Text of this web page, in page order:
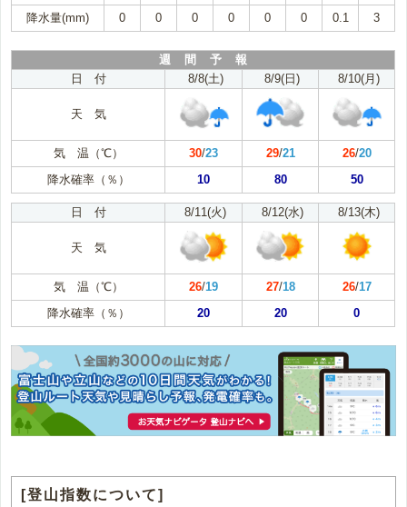
降水量(mm)
0 0 0 0 0 0 0.1 3
週 間 予 報
日 付
8/8(土) 8/9(日) 8/10(月)
天 気
気 温（℃） 30/23 29/21 26/20
降水確率（％）
10 80 50
日 付 8/11(火) 8/12(水) 8/13(木)
天 気
気 温（℃） 26/19 27/18 26/17
降水確率（％）
20 20 0
[登山指数について]